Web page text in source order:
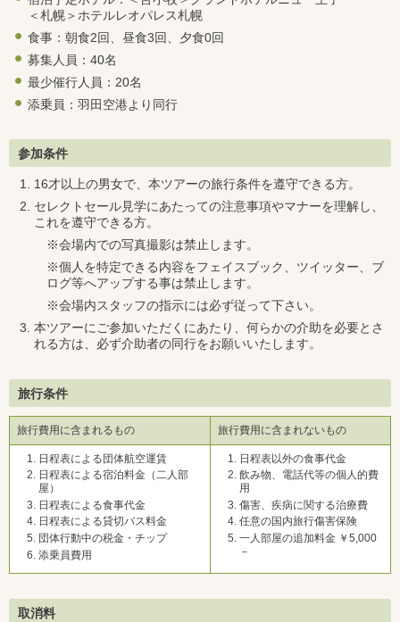
＜札幌＞ホテルレオパレス札幌
食事：朝食2回、昼食3回、夕食0回
募集人員：40名
最少催行人員：20名
添乗員：羽田空港より同行
参加条件
16才以上の男女で、本ツアーの旅行条件を遵守できる方。
セレクトセール見学にあたっての注意事項やマナーを理解し、
これを遵守できる方。
※会場内での写真撮影は禁止します。
※個人を特定できる内容をフェイスブック、ツイッター、ブ
ログ等へアップする事は禁止します。
※会場内スタッフの指示には必ず従って下さい。
本ツアーにご参加いただくにあたり、何らかの介助を必要とさ
れる方は、必ず介助者の同行をお願いいたします。
旅行条件
旅行費用に含まれるもの 旅行費用に含まれないもの
日程表による団体航空運賃
日程表による宿泊料金（二人部
屋）
日程表による食事代金
日程表による貸切バス料金
団体行動中の税金・チップ
添乗員費用
日程表以外の食事代金
飲み物、電話代等の個人的費
用
傷害、疾病に関する治療費
任意の国内旅行傷害保険
一人部屋の追加料金 ￥5,000
－
取消料